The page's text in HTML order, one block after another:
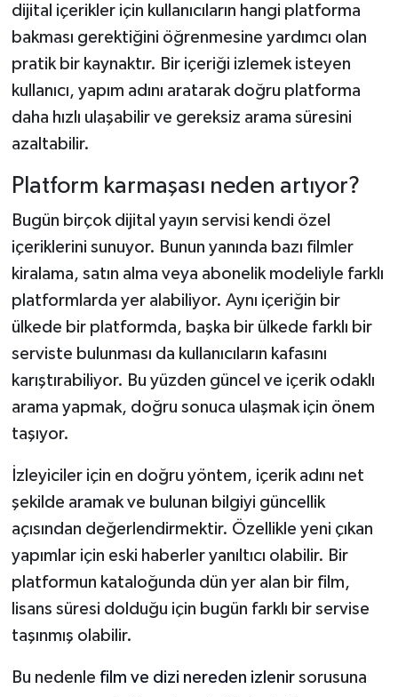
dijital içerikler için kullanıcıların hangi platforma
bakması gerektiğini öğrenmesine yardımcı olan
pratik bir kaynaktır. Bir içeriği izlemek isteyen
kullanıcı, yapım adını aratarak doğru platforma
daha hızlı ulaşabilir ve gereksiz arama süresini
azaltabilir.
Platform karmaşası neden artıyor?
Bugün birçok dijital yayın servisi kendi özel
içeriklerini sunuyor. Bunun yanında bazı filmler
kiralama, satın alma veya abonelik modeliyle farklı
platformlarda yer alabiliyor. Aynı içeriğin bir
ülkede bir platformda, başka bir ülkede farklı bir
serviste bulunması da kullanıcıların kafasını
karıştırabiliyor. Bu yüzden güncel ve içerik odaklı
arama yapmak, doğru sonuca ulaşmak için önem
taşıyor.
İzleyiciler için en doğru yöntem, içerik adını net
şekilde aramak ve bulunan bilgiyi güncellik
açısından değerlendirmektir. Özellikle yeni çıkan
yapımlar için eski haberler yanıltıcı olabilir. Bir
platformun kataloğunda dün yer alan bir film,
lisans süresi dolduğu için bugün farklı bir servise
taşınmış olabilir.
Bu nedenle film ve dizi nereden izlenirsorusuna